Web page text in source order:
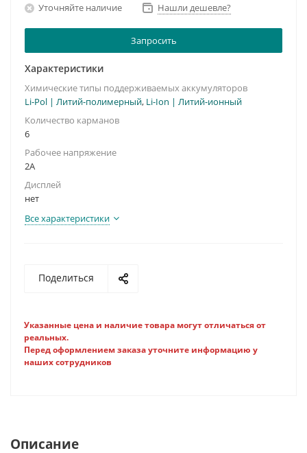
Уточняйте наличие Нашли дешевле?
Запросить
Характеристики
Химические типы поддерживаемых аккумуляторов
Li-Pol | Литий-полимерный, Li-Ion | Литий-ионный
Количество карманов
6
Рабочее напряжение
2A
Дисплей
нет
Все характеристики
Поделиться
Указанные цена и наличие товара могут отличаться от
реальных.
Перед оформлением заказа уточните информацию у
наших сотрудников
Описание